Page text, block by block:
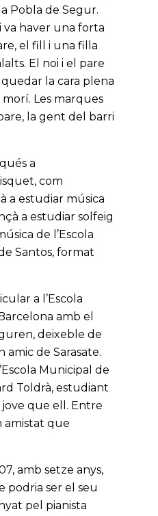
Pobla de Segur.
va haver una forta
el fill i una filla
El noi i el pare
quedar la cara plena
Les marques
la gent del barri
a
com
a estudiar música
a estudiar solfeig
de l’Escola
Santos, format
a l’Escola
amb el
deixeble de
amic de Sarasate.
Municipal de
Toldrà, estudiant
que ell. Entre
amistat que
amb setze anys,
podria ser el seu
pel pianista